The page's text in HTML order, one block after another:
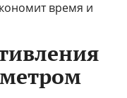
время и